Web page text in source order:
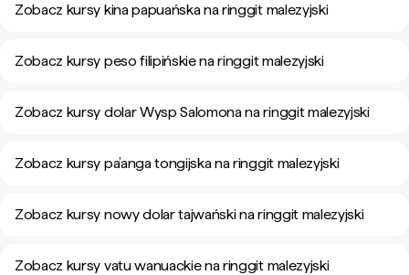
Zobacz kursy kina papuańska na ringgit malezyjski
Zobacz kursy peso filipińskie na ringgit malezyjski
Zobacz kursy dolar Wysp Salomona na ringgit malezyjski
Zobacz kursy pa’anga tongijska na ringgit malezyjski
Zobacz kursy nowy dolar tajwański na ringgit malezyjski
Zobacz kursy vatu wanuackie na ringgit malezyjski